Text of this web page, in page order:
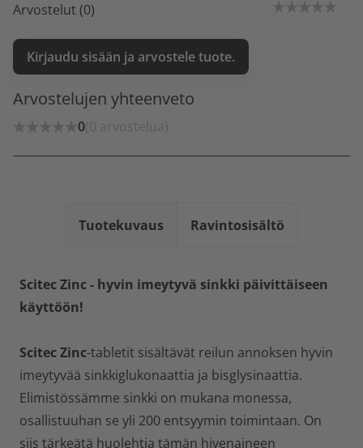
Arvostelut (0)
Kirjaudu sisään ja arvostele tuote.
Arvostelujen yhteenveto
0(0 arvostelua)
Tuotekuvaus Ravintosisältö
Scitec Zinc - hyvin imeytyvä sinkki päivittäiseen
käyttöön!
Scitec Zinc-tabletit sisältävät reilun annoksen hyvin
imeytyvää sinkkiglukonaattia ja bisglysinaattia.
Elimistössämme sinkki on mukana monessa,
osallistuuhan se yli 200 entsyymin toimintaan. On
siis tärkeätä huolehtia tämän hivenaineen